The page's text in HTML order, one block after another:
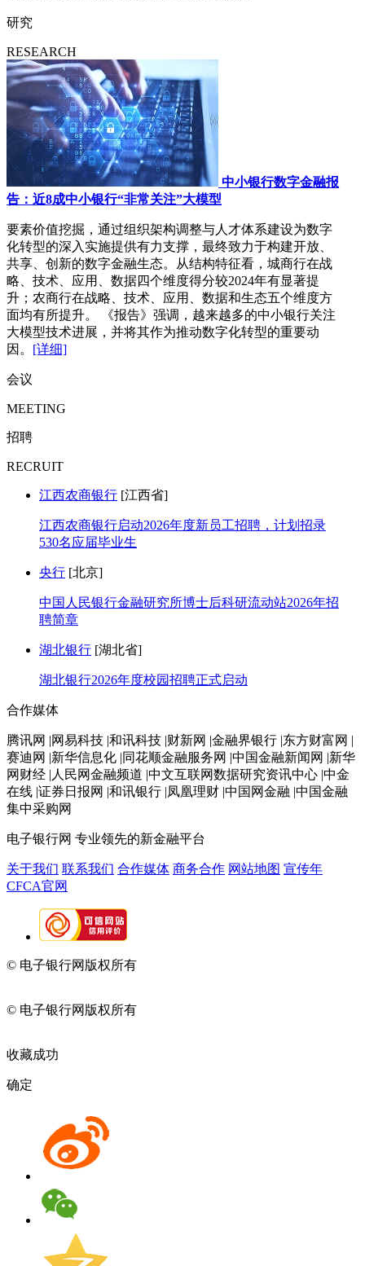
研究
RESEARCH
中小银行数字金融报
告：近8成中小银行“非常关注”大模型
要素价值挖掘，通过组织架构调整与人才体系建设为数字
化转型的深入实施提供有力支撑，最终致力于构建开放、
共享、创新的数字金融生态。从结构特征看，城商行在战
略、技术、应用、数据四个维度得分较2024年有显著提
升；农商行在战略、技术、应用、数据和生态五个维度方
面均有所提升。 《报告》强调，越来越多的中小银行关注
大模型技术进展，并将其作为推动数字化转型的重要动
因。 [详细]
会议
MEETING
招聘
RECRUIT
江西农商银行 [江西省]
江西农商银行启动2026年度新员工招聘，计划招录
530名应届毕业生
央行 [北京]
中国人民银行金融研究所博士后科研流动站2026年招
聘简章
湖北银行 [湖北省]
湖北银行2026年度校园招聘正式启动
合作媒体
腾讯网 |网易科技 |和讯科技 |财新网 |金融界银行 |东方财富网 |
赛迪网 |新华信息化 |同花顺金融服务网 |中国金融新闻网 |新华
网财经 |人民网金融频道 |中文互联网数据研究资讯中心 |中金
在线 |证券日报网 |和讯银行 |凤凰理财 |中国网金融 |中国金融
集中采购网
电子银行网 专业领先的新金融平台
关于我们 联系我们 合作媒体 商务合作 网站地图 宣传年
CFCA官网
© 电子银行网版权所有
© 电子银行网版权所有
收藏成功
确定